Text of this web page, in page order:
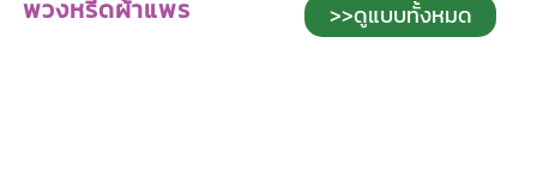
พวงหรีดผ้าแพร >>ดูแบบทั้งหมด